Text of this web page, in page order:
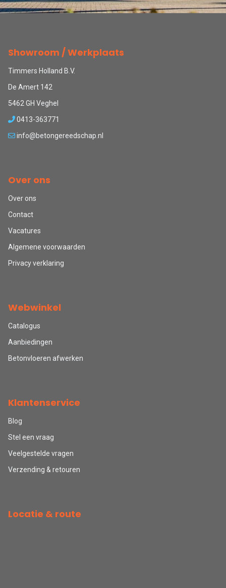
Showroom / Werkplaats
Timmers Holland B.V.
De Amert 142
5462 GH Veghel
0413-363771
info@betongereedschap.nl
Over ons
Over ons
Contact
Vacatures
Algemene voorwaarden
Privacy verklaring
Webwinkel
Catalogus
Aanbiedingen
Betonvloeren afwerken
Klantenservice
Blog
Stel een vraag
Veelgestelde vragen
Verzending & retouren
Locatie & route